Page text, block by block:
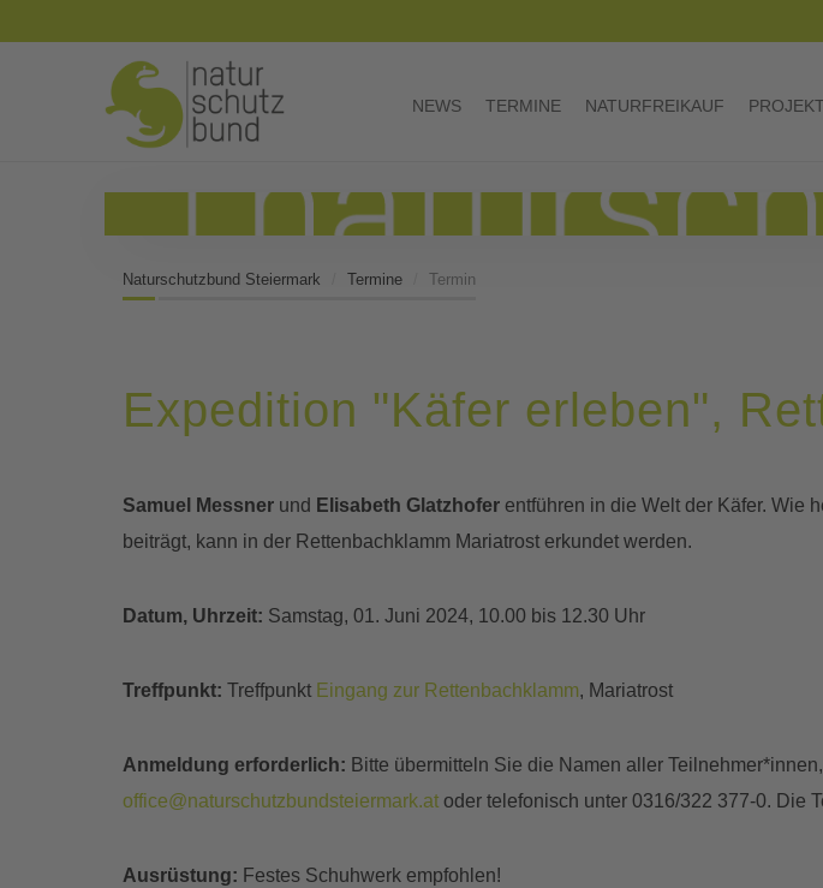
NEWS TERMINE NATURFREIKAUF
Naturschutzbund Steiermark Termine Termin
Expedition "Käfer erleben",
Samuel Messner und Elisabeth Glatzhofer entführen in die Welt der Käfer. Wie
beiträgt, kann in der Rettenbachklamm Mariatrost erkundet werden.
Datum, Uhrzeit: Samstag, 01. Juni 2024, 10.00 bis 12.30 Uhr
Treffpunkt: Treffpunkt Eingang zur Rettenbachklamm, Mariatrost
Anmeldung erforderlich: Bitte übermitteln Sie die Namen aller
office@naturschutzbundsteiermark.at oder telefonisch unter 0316/322 377-0. Die
Ausrüstung: Festes Schuhwerk empfohlen!